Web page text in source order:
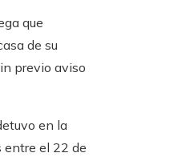
que
de su
previo aviso
en la
entre el 22 de